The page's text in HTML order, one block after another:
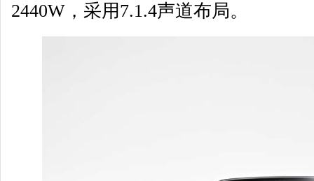
2440W，采用7.1.4声道布局。